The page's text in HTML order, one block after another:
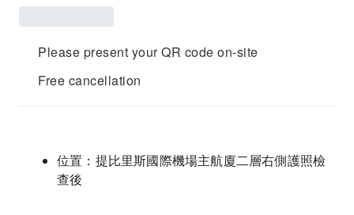
Please present your QR code on-site
Free cancellation
位置：提比里斯國際機場主航廈二層右側護照檢
查後